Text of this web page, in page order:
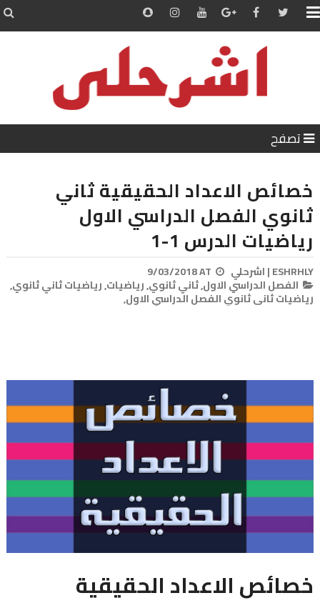


تصفح
خصائص الاعداد الحقيقية ثاني
ثانوي الفصل الدراسي الاول
رياضيات الدرس 1-1
ESHRHLY | اشرحلي 9/03/2018
الفصل الدراسي الاول,ثاني ثانوي,رياضيات,رياضيات ثاني ثانوي,
رياضيات ثاني ثانوي الفصل الدراسي الاول,
خصائص الاعداد الحقيقية